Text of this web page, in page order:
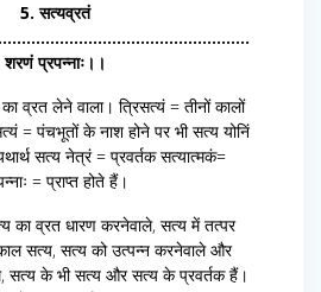
5. सत्यव्रतं
शरणं प्रपन्नाः।।
व्रत लेने वाला। त्रिसत्यं = तीनों कालों
= पंचभूतों के नाश होने पर भी सत्य योनिं
सत्य नेत्रं = प्रवर्तक सत्यात्मकं=
= प्राप्त होते हैं।
का व्रत धारण करनेवाले, सत्य में तत्पर
सत्य, सत्य को उत्पन्न करनेवाले और
सत्य के भी सत्य और सत्य के प्रवर्तक हैं।